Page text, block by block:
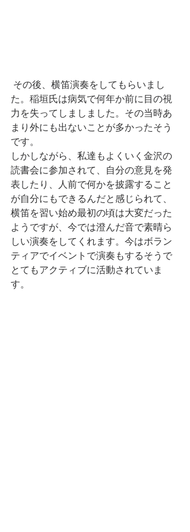
た。稲垣氏は病気で何年か前に目の視
力を失ってしましました。その当時あ
まり外にも出ないことが多かったそう
です。
しかしながら、私達もよくいく金沢の
読書会に参加されて、自分の意見を発
表したり、人前で何かを披露すること
が自分にもできるんだと感じられて、
横笛を習い始め最初の頃は大変だった
ようですが、今では澄んだ音で素晴ら
しい演奏をしてくれます。今はボラン
ティアでイベントで演奏もするそうで
とてもアクティブに活動されていま
す。